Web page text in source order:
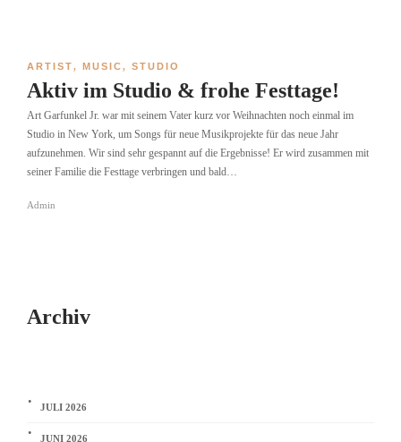
ARTIST, MUSIC, STUDIO
Aktiv im Studio & frohe Festtage!
Art Garfunkel Jr. war mit seinem Vater kurz vor Weihnachten noch einmal im
Studio in New York, um Songs für neue Musikprojekte für das neue Jahr
aufzunehmen. Wir sind sehr gespannt auf die Ergebnisse! Er wird zusammen mit
seiner Familie die Festtage verbringen und bald…
Admin
Archiv
JULI 2026
JUNI 2026